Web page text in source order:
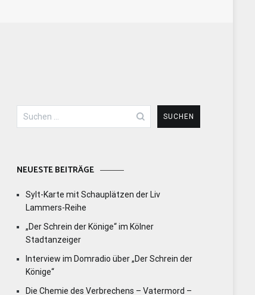
Suchen
nach:
NEUESTE BEITRÄGE
Sylt-Karte mit Schauplätzen der Liv
Lammers-Reihe
„Der Schrein der Könige“ im Kölner
Stadtanzeiger
Interview im Domradio über „Der Schrein der
Könige“
Die Chemie des Verbrechens – Vatermord –